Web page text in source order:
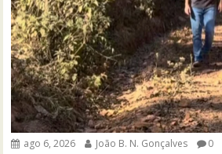
ago 6, 2026 João B. N. Gonçalves 0